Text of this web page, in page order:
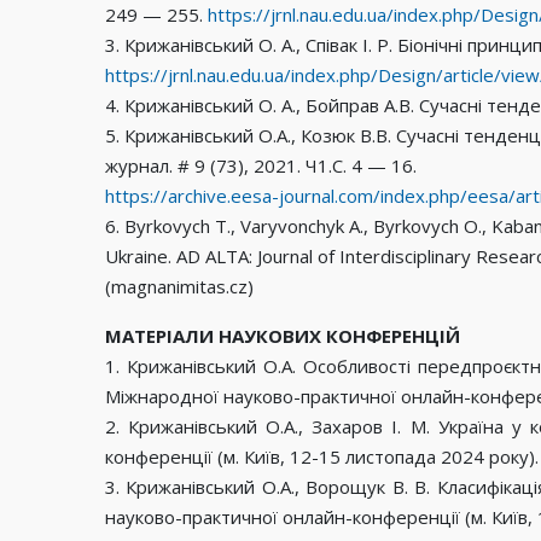
249 — 255. https://jrnl.nau.edu.ua/index.php/
3. Крижанівський О. А., Співак І. Р. Біонічні
https://jrnl.nau.edu.ua/index.php/Design/article/
4. Крижанівський О. А., Бойправ А.В. Сучасні
5. Крижанівський О.А., Козюк В.В. Cучасні
журнал. # 9 (73), 2021. Ч1.С. 4 — 16.
https://archive.eesa-journal.com/index.php/eesa/
6. Byrkovych T., Varyvonchyk A., Byrkovych O.,
Ukraine. AD ALTA: Journal of Interdisciplinary
(magnanimitas.cz)
МАТЕРІАЛИ НАУКОВИХ КОНФЕРЕНЦІЙ
1. Крижанівський О.А. Особливості
Міжнародної науково-практичної онлайн-
2. Крижанівський О.А., Захаров І. М. Україна у
конференції (м. Київ, 12-15 листопада 2024
3. Крижанівський О.А., Ворощук В. В.
науково-практичної онлайн-конференції (м.